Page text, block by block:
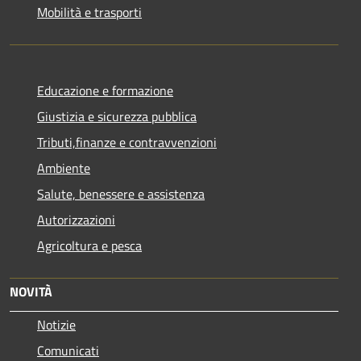
Mobilità e trasporti
Educazione e formazione
Giustizia e sicurezza pubblica
Tributi,finanze e contravvenzioni
Ambiente
Salute, benessere e assistenza
Autorizzazioni
Agricoltura e pesca
NOVITÀ
Notizie
Comunicati